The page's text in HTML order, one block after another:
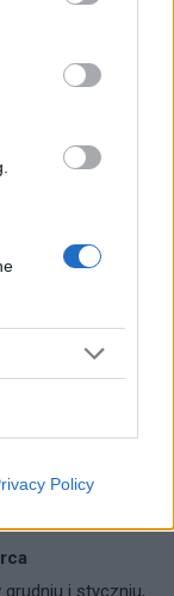
Policy
zawał?
u ludzi w
oni jednak
wystąpić –
i styczniu,